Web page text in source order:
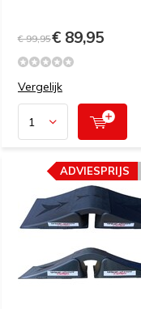
€ 99,95€ 89,95
Vergelijk
ADVIESPRIJS